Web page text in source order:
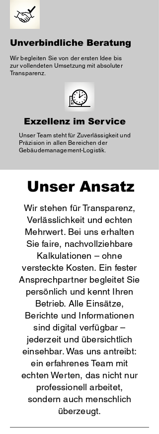
Unverbindliche Beratung
Wir begleiten Sie von der ersten Idee bis
zur vollendeten Umsetzung mit absoluter
Transparenz.
Exzellenz im Service
Unser Team steht für Zuverlässigkeit und
Präzision in allen Bereichen der
Gebäudemanagement-Logistik.
Unser Ansatz
Wir stehen für Transparenz,
Verlässlichkeit und echten
Mehrwert. Bei uns erhalten
Sie faire, nachvollziehbare
Kalkulationen – ohne
versteckte Kosten. Ein fester
Ansprechpartner begleitet Sie
persönlich und kennt Ihren
Betrieb. Alle Einsätze,
Berichte und Informationen
sind digital verfügbar –
jederzeit und übersichtlich
einsehbar. Was uns antreibt:
ein erfahrenes Team mit
echten Werten, das nicht nur
professionell arbeitet,
sondern auch menschlich
überzeugt.